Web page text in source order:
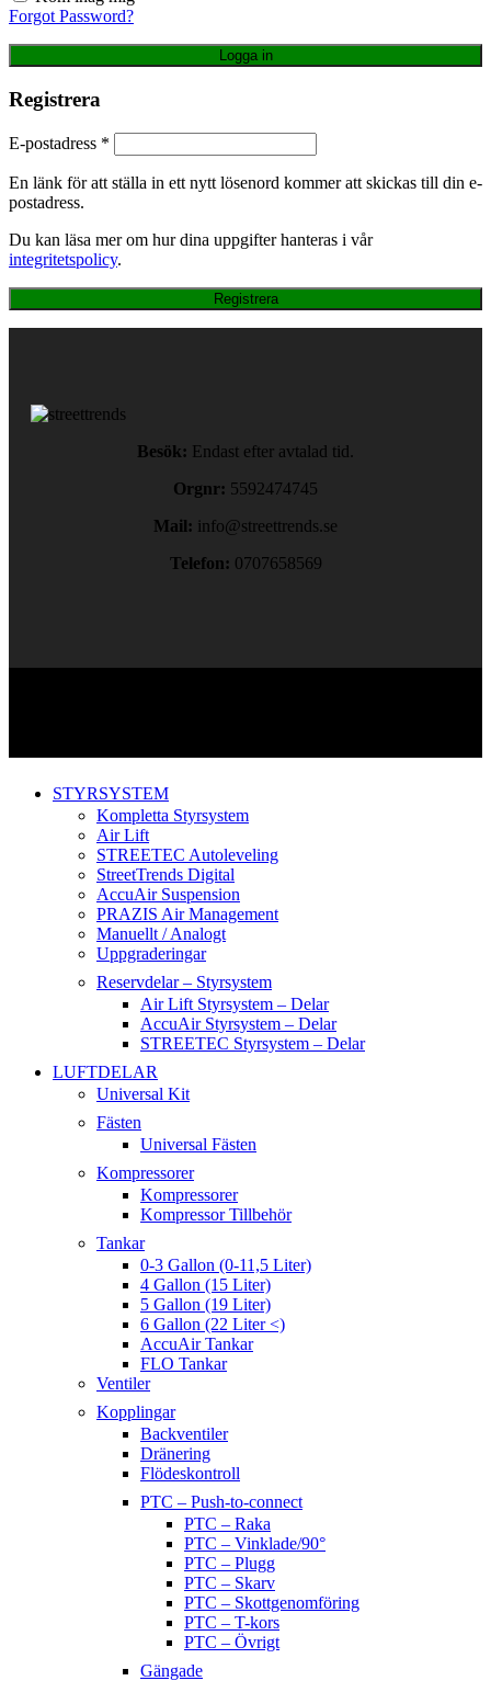
Forgot Password?
Logga in
Registrera
E-postadress *
En länk för att ställa in ett nytt lösenord kommer att skickas till din e-
postadress.
Du kan läsa mer om hur dina uppgifter hanteras i vår
integritetspolicy.
Registrera
Besök: Endast efter avtalad tid.
Orgnr: 5592474745
Mail: info@streettrends.se
Telefon: 0707658569
STYRSYSTEM
Kompletta Styrsystem
Air Lift
STREETEC Autoleveling
StreetTrends Digital
AccuAir Suspension
PRAZIS Air Management
Manuellt / Analogt
Uppgraderingar
Reservdelar – Styrsystem
Air Lift Styrsystem – Delar
AccuAir Styrsystem – Delar
STREETEC Styrsystem – Delar
LUFTDELAR
Universal Kit
Fästen
Universal Fästen
Kompressorer
Kompressorer
Kompressor Tillbehör
Tankar
0-3 Gallon (0-11,5 Liter)
4 Gallon (15 Liter)
5 Gallon (19 Liter)
6 Gallon (22 Liter <)
AccuAir Tankar
FLO Tankar
Ventiler
Kopplingar
Backventiler
Dränering
Flödeskontroll
PTC – Push-to-connect
PTC – Raka
PTC – Vinklade/90°
PTC – Plugg
PTC – Skarv
PTC – Skottgenomföring
PTC – T-kors
PTC – Övrigt
Gängade